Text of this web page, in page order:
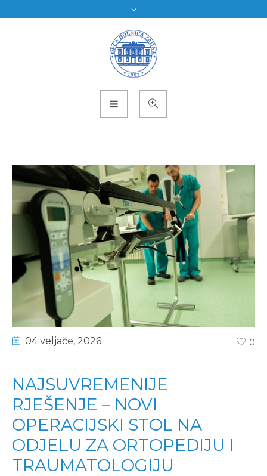
04 veljače, 2026 0
NAJSUVREMENIJE
RJEŠENJE – NOVI
OPERACIJSKI STOL NA
ODJELU ZA ORTOPEDIJU I
TRAUMATOLOGIJU